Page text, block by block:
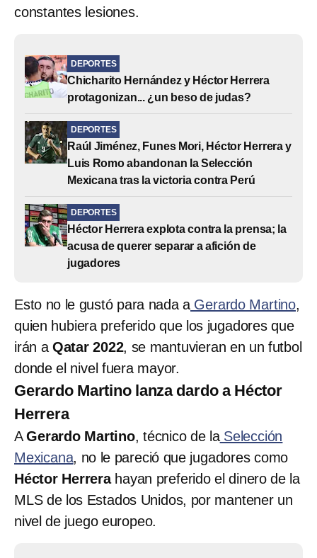
constantes lesiones.
DEPORTES
Chicharito Hernández y Héctor Herrera
protagonizan... ¿un beso de judas?
DEPORTES
Raúl Jiménez, Funes Mori, Héctor Herrera y
Luis Romo abandonan la Selección
Mexicana tras la victoria contra Perú
DEPORTES
Héctor Herrera explota contra la prensa; la
acusa de querer separar a afición de
jugadores
Esto no le gustó para nada a Gerardo Martino,
quien hubiera preferido que los jugadores que
irán a Qatar 2022, se mantuvieran en un futbol
donde el nivel fuera mayor.
Gerardo Martino lanza dardo a Héctor
Herrera
AGerardo Martino, técnico de la Selección
Mexicana, no le pareció que jugadores como
Héctor Herrera hayan preferido el dinero de la
MLS de los Estados Unidos, por mantener un
nivel de juego europeo.